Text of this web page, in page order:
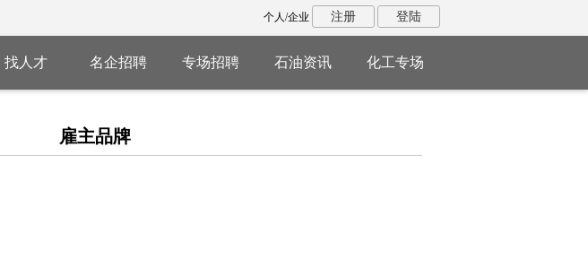
个人/企业 注册 登陆
找人才 名企招聘 专场招聘 石油资讯 化工专场
雇主品牌